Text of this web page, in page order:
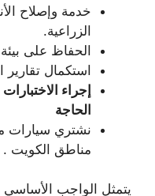
خدمة وإصلاح
الزراعية.
الحفاظ على
استكمال تقارير
إجراء
الحاجة
نشتري سيارات
مناطق الكويت .
يتمثل الواجب